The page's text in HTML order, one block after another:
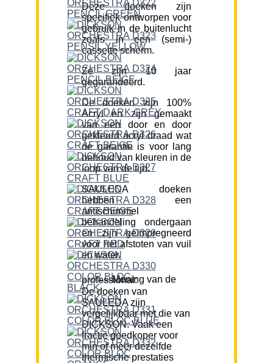
Deze doeken zijn
specifiek ontworpen voor
gebruik in de buitenlucht
zoals in een (semi-)
cassette scherm.
Ze zijn 10 jaar
gegarandeerd.
De doeken zijn 100%
Acryl en zijn gemaakt
van een door en door
gekleurd acryl draad wat
de garantie is voor lang
behoud van kleuren in de
loop van de tijd.
SAULEDA doeken
hebben een
antischimmel
behandeling ondergaan
en zijn geïmpregneerd
voor het afstoten van vuil
en water.
Mening van de professional:
De doeken van
SAULEDA zijn
vergelijkbaar met die van
DICKSON. Vaak een
fractie goedkoper voor
min of meer dezelfde
thermische prestaties